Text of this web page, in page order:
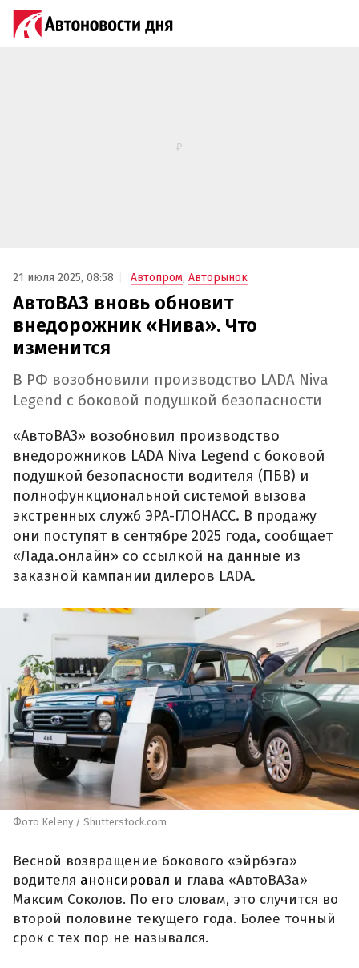
21 июля 2025, 08:58 Автопром, Авторынок
АвтоВАЗ вновь обновит
внедорожник «Нива». Что
изменится
В РФ возобновили производство LADA Niva
Legend с боковой подушкой безопасности
«АвтоВАЗ» возобновил производство
внедорожников LADA Niva Legend с боковой
подушкой безопасности водителя (ПБВ) и
полнофункциональной системой вызова
экстренных служб ЭРА-ГЛОНАСС. В продажу
они поступят в сентябре 2025 года, сообщает
«Лада.онлайн» со ссылкой на данные из
заказной кампании дилеров LADA.
Фото Keleny / Shutterstock.com
Весной возвращение бокового «эйрбэга»
водителя анонсировал и глава «АвтоВАЗа»
Максим Соколов. По его словам, это случится во
второй половине текущего года. Более точный
срок с тех пор не назывался.